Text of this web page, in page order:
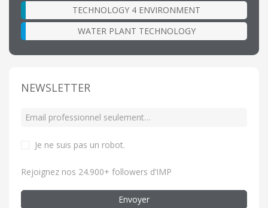
TECHNOLOGY 4 ENVIRONMENT
WATER PLANT TECHNOLOGY
NEWSLETTER
Je ne suis pas un robot.
Rejoignez nos 24.900+ followers d’IMP
Envoyer